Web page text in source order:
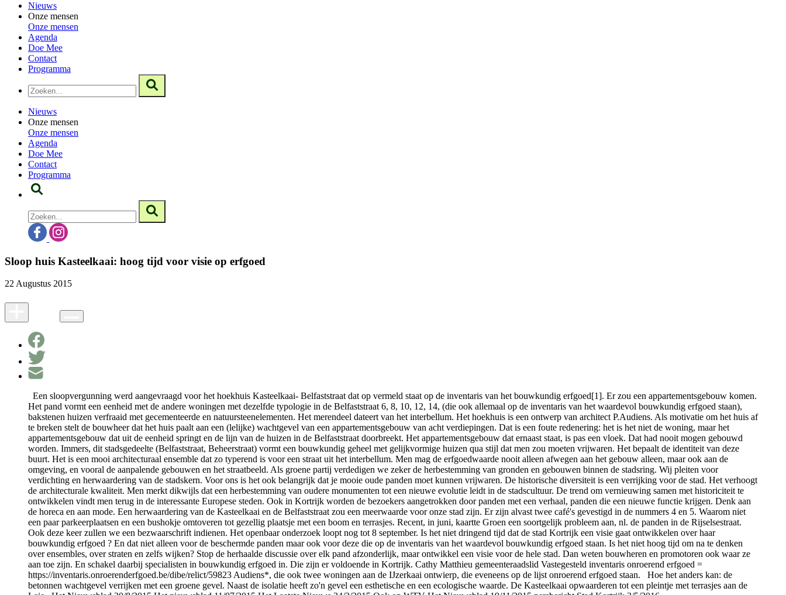
Nieuws
Onze mensen
Onze mensen
Agenda
Doe Mee
Contact
Programma
Nieuws
Onze mensen
Onze mensen
Agenda
Doe Mee
Contact
Programma
Sloop huis Kasteelkaai: hoog tijd voor visie op erfgoed
22 Augustus 2015
Een sloopvergunning werd aangevraagd voor het hoekhuis Kasteelkaai- Belfaststraat dat op vermeld staat op de inventaris van het bouwkundig erfgoed[1]. Er zou een appartementsgebouw komen.
Het pand vormt een eenheid met de andere woningen met dezelfde typologie in de Belfaststraat 6, 8, 10, 12, 14, (die ook allemaal op de inventaris van het waardevol bouwkundig erfgoed staan),
bakstenen huizen verfraaid met gecementeerde en natuursteenelementen. Het merendeel dateert van het interbellum. Het hoekhuis is een ontwerp van architect P.Audiens. Als motivatie om het huis af
te breken stelt de bouwheer dat het huis paalt aan een (lelijke) wachtgevel van een appartementsgebouw van acht verdiepingen. Dat is een foute redenering: het is het niet de woning, maar het
appartementsgebouw dat uit de eenheid springt en de lijn van de huizen in de Belfaststraat doorbreekt. Het appartementsgebouw dat ernaast staat, is pas een vloek. Dat had nooit mogen gebouwd
worden. Immers, dit stadsgedeelte (Belfaststraat, Beheerstraat) vormt een bouwkundig geheel met gelijkvormige huizen qua stijl dat men zou moeten vrijwaren. Het bepaalt de identiteit van deze
buurt. Het is een mooi architecturaal ensemble dat zo typerend is voor een straat uit het interbellum. Men mag de erfgoedwaarde nooit alleen afwegen aan het gebouw alleen, maar ook aan de
omgeving, en vooral de aanpalende gebouwen en het straatbeeld. Als groene partij verdedigen we zeker de herbestemming van gronden en gebouwen binnen de stadsring. Wij pleiten voor
verdichting en herwaardering van de stadskern. Voor ons is het ook belangrijk dat je mooie oude panden moet kunnen vrijwaren. De historische diversiteit is een verrijking voor de stad. Het verhoogt
de architecturale kwaliteit. Men merkt dikwijls dat een herbestemming van oudere monumenten tot een nieuwe evolutie leidt in de stadscultuur. De trend om vernieuwing samen met historiciteit te
ontwikkelen vindt men terug in de interessante Europese steden. Ook in Kortrijk worden de bezoekers aangetrokken door panden met een verhaal, panden die een nieuwe functie krijgen. Denk aan
de horeca en aan mode. Een herwaardering van de Kasteelkaai en de Belfaststraat zou een meerwaarde voor onze stad zijn. Er zijn alvast twee café's gevestigd in de nummers 4 en 5. Waarom niet
een paar parkeerplaatsen en een bushokje omtoveren tot gezellig plaatsje met een boom en terrasjes. Recent, in juni, kaartte Groen een soortgelijk probleem aan, nl. de panden in de Rijselsestraat.
Ook deze keer zullen we een bezwaarschrift indienen. Het openbaar onderzoek loopt nog tot 8 september. Is het niet dringend tijd dat de stad Kortrijk een visie gaat ontwikkelen over haar
bouwkundig erfgoed ? En dat niet alleen voor de beschermde panden maar ook voor deze die op de inventaris van het waardevol bouwkundig erfgoed staan. Is het niet hoog tijd om na te denken
over ensembles, over straten en zelfs wijken? Stop de herhaalde discussie over elk pand afzonderlijk, maar ontwikkel een visie voor de hele stad. Dan weten bouwheren en promotoren ook waar ze
aan toe zijn. En schakel daarbij specialisten in bouwkundig erfgoed in. Die zijn er voldoende in Kortrijk. Cathy Matthieu gemeenteraadslid Vastegesteld inventaris onroerend erfgoed =
https://inventaris.onroerenderfgoed.be/dibe/relict/59823 Audiens*, die ook twee woningen aan de IJzerkaai ontwierp, die eveneens op de lijst onroerend erfgoed staan. Hoe het anders kan: de
betonnen wachtgevel verrijken met een groene gevel. Naast de isolatie heeft zo'n gevel een esthetische en een ecologische waarde. De Kasteelkaai opwaarderen tot een pleintje met terrasjes aan de